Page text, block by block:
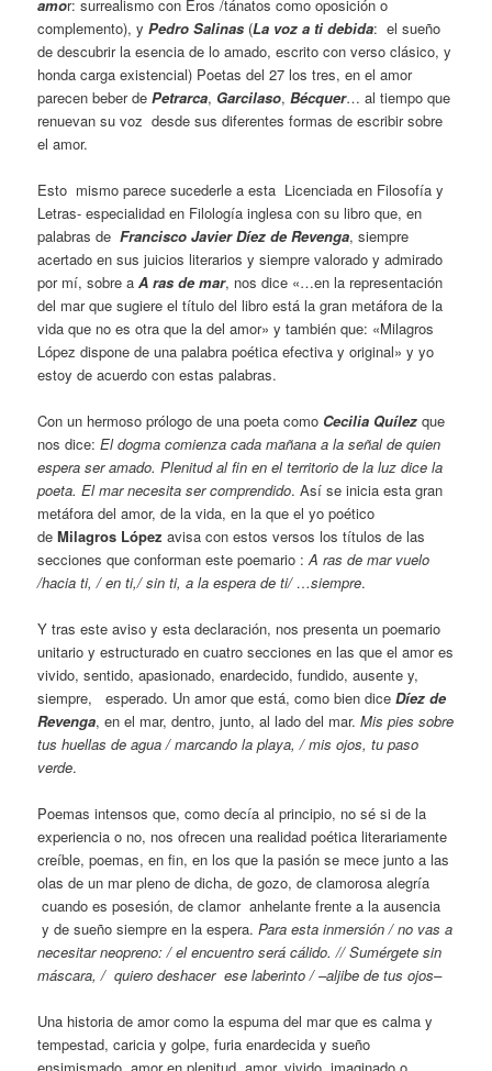
amor: surrealismo con Eros /tánatos como oposición o
complemento), yPedro Salinas (La voz a ti debida: el sueño
de descubrir la esencia de lo amado, escrito con verso clásico, y
honda carga existencial) Poetas del 27 los tres, en el amor
parecen beber dePetrarca, Garcilaso,Bécquer… al tiempo que
renuevan su voz desde sus diferentes formas de escribir sobre
el amor.
Esto mismo parece sucederle a esta Licenciada en Filosofía y
Letras- especialidad en Filología inglesa con su libro que, en
palabras deFrancisco Javier Díez de Revenga, siempre
acertado en sus juicios literarios y siempre valorado y admirado
por mí, sobre aA ras de mar, nos dice «…en la representación
del mar que sugiere el título del libro está la gran metáfora de la
vida que no es otra que la del amor» y también que: «Milagros
López dispone de una palabra poética efectiva y original» y yo
estoy de acuerdo con estas palabras.
Con un hermoso prólogo de una poeta como Cecilia Quílez que
nos dice:El dogma comienza cada mañana a la señal de quien
espera ser amado. Plenitud al fin en el territorio de la luz dice la
poeta. El mar necesita ser comprendido. Así se inicia esta gran
metáfora del amor, de la vida, en la que el yo poético
deMilagros Lópezavisa con estos versos los títulos de las
secciones que conforman este poemario :A ras de mar vuelo
/hacia ti, / en ti,/ sin ti, a la espera de ti/ …siempre.
Y tras este aviso y esta declaración, nos presenta un poemario
unitario y estructurado en cuatro secciones en las que el amor es
vivido, sentido, apasionado, enardecido, fundido, ausente y,
siempre, esperado. Un amor que está, como bien diceDíez de
Revenga, en el mar, dentro, junto, al lado del mar.Mis pies sobre
tus huellas de agua / marcando la playa, / mis ojos, tu paso
verde.
Poemas intensos que, como decía al principio, no sé si de la
experiencia o no, nos ofrecen una realidad poética literariamente
creíble, poemas, en fin, en los que la pasión se mece junto a las
olas de un mar pleno de dicha, de gozo, de clamorosa alegría
cuando es posesión, de clamor anhelante frente a la ausencia
y de sueño siempre en la espera.Para esta inmersión / no vas a
necesitar neopreno: / el encuentro será cálido. // Sumérgete sin
máscara, / quiero deshacer ese laberinto / –aljibe de tus ojos–
Una historia de amor como la espuma del mar que es calma y
tempestad, caricia y golpe, furia enardecida y sueño